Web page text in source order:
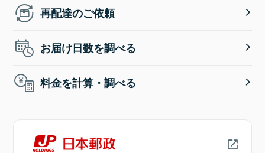
再配達のご依頼
お届け日数を調べる
料金を計算・調べる